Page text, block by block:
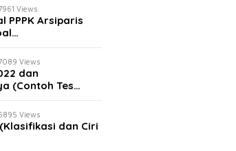
Views
PPPK Arsiparis
Views
dan
(Contoh Tes…
Views
dan Ciri